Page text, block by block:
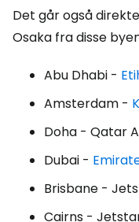
Det går også direkte
Osaka fra disse
Abu Dhabi -
Amsterdam -
Doha - Qatar
Dubai -
Brisbane -
Cairns -